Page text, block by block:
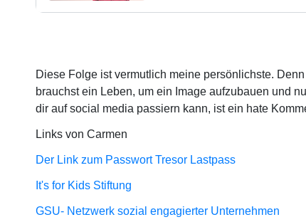
Diese Folge ist vermutlich meine persönlichste.
brauchst ein Leben, um ein Image aufzubauen und
dir auf social media passiern kann, ist ein hate
Links von Carmen
Der Link zum Passwort Tresor Lastpass
It's for Kids Stiftung
GSU- Netzwerk sozial engagierter Unternehmen